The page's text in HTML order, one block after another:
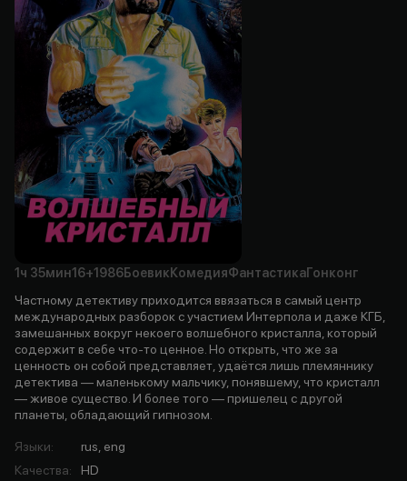
1ч 35мин16+1986Боевик КомедияФантастикаГонконг
Частному детективу приходится ввязаться в самый центр
международных разборок с участием Интерпола и даже КГБ,
замешанных вокруг некоего волшебного кристалла, который
содержит в себе что-то ценное. Но открыть, что же за
ценность он собой представляет, удаётся лишь племяннику
детектива — маленькому мальчику, понявшему, что кристалл
— живое существо. И более того — пришелец с другой
планеты, обладающий гипнозом.
Языки:
rus, eng
Качества: HD